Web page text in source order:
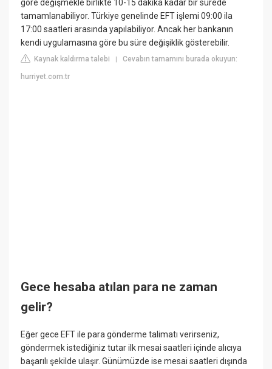
göre değişmekle birlikte 10-15 dakika kadar bir sürede
tamamlanabiliyor. Türkiye genelinde EFT işlemi 09:00 ila
17:00 saatleri arasında yapılabiliyor. Ancak her bankanın
kendi uygulamasına göre bu süre değişiklik gösterebilir.
Kaynak kaldırma talebi |Cevabın tamamını burada okuyun:
hurriyet.com.tr
Gece hesaba atılan para ne zaman
gelir?
Eğer gece EFT ile para gönderme talimatı verirseniz,
göndermek istediğiniz tutar ilk mesai saatleri içinde alıcıya
başarılı şekilde ulaşır. Günümüzde ise mesai saatleri dışında